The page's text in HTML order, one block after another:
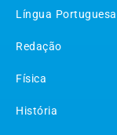
Língua Portuguesa
Redação
Física
História